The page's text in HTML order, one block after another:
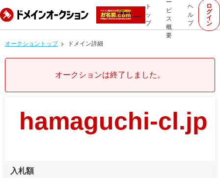
ト
ッ
プ
ー
ビ
ス
概
要
ヘ
ル
プ
ロ
グ
イ
ン
オークショントップ ドメイン詳細
オークションは終了しました。
hamaguchi-cl.jp
入札額